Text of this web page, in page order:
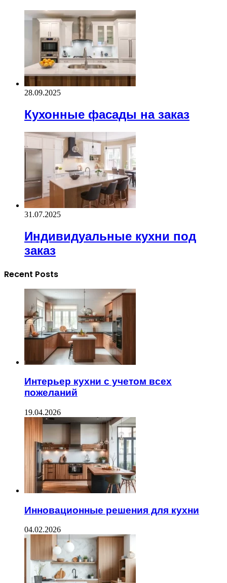
28.09.2025
Кухонные фасады на заказ
31.07.2025
Индивидуальные кухни под
заказ
Recent Posts
Интерьер кухни с учетом всех
пожеланий
19.04.2026
Инновационные решения для кухни
04.02.2026